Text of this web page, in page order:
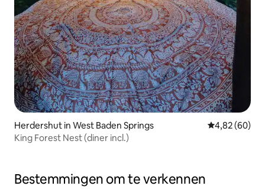
Herdershut in West Baden Springs Gemiddelde
4,82 (60)
King Forest Nest (diner incl.)
Bestemmingen om te verkennen